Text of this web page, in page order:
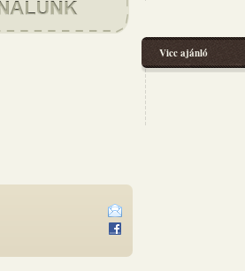
Vicc ajánló